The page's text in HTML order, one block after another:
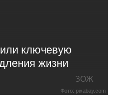
ключевую
жизни
ЗОЖ
Фото: pixabay.com